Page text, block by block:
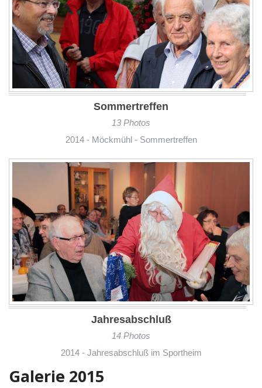
Sommertreffen
13 Photos
2014 - Möckmühl - Sommertreffen
Jahresabschluß
14 Photos
2014 - Jahresabschluß im Sportheim
Galerie 2015